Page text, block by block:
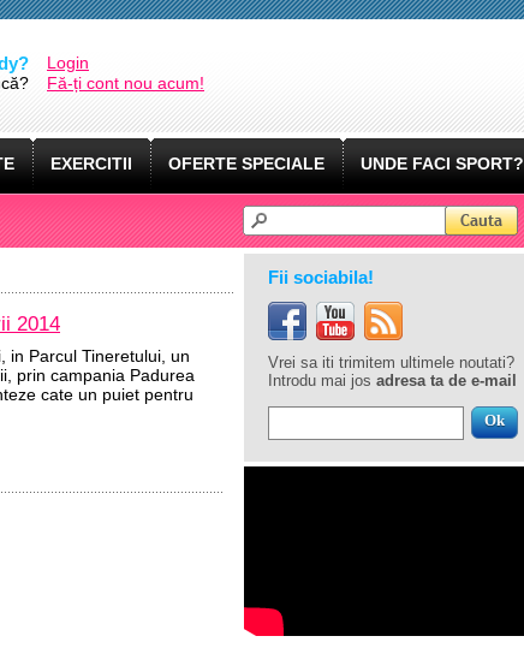
Login
Fă-ți cont nou acum!
EXERCITII OFERTE SPECIALE UNDE FACI SPORT?
2014
in Parcul Tineretului, un
prin campania Padurea
cate un puiet pentru
Fii sociabila!
Vrei sa iti trimitem ultimele noutati?
Introdu mai jos adresa ta de e-mail